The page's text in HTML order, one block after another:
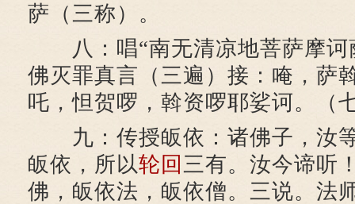
萨（三称）。
八：唱“南无清凉地菩萨摩诃
佛灭罪真言（三遍）接：唵，萨
吒，怛贺啰，斡资啰耶娑诃。（
九：传授皈依：诸佛子，汝
皈依，所以轮回 三有。汝今谛听
佛，皈依法，皈依僧。三说。法